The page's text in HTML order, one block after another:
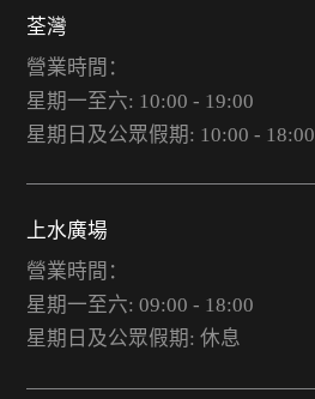
荃灣
營業時間：
星期一至六: 10:00 - 19:00
星期日及公眾假期: 10:00 - 18:00
上水廣場
營業時間：
星期一至六: 09:00 - 18:00
星期日及公眾假期: 休息